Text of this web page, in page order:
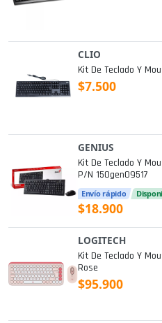
CLIO
$7.500
GENIUS
Kit De Teclado Y
P/n 150gen09517
Envío rápido
$18.900
LOGITECH
Kit De Teclado Y
Rose
$95.900